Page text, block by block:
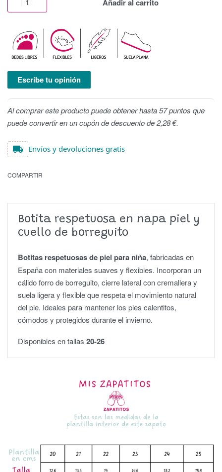
Añadir al carrito
Escribe tu opinión
Al comprar este producto puede obtener hasta 57 puntos que
puede convertir en un cupón de descuento de 2,28 €.
Envíos y devoluciones gratis
COMPARTIR
Botita respetuosa en napa piel y
cuello de borreguito
Botitas respetuosas de piel para niña, fabricadas en
España con materiales suaves y flexibles. Incorporan un
cálido forro de borreguito, cierre lateral con cremallera y
suela ligera y flexible que respeta el movimiento natural
del pie. Ideales para mantener los pies calentitos,
cómodos y protegidos durante el invierno.
Disponibles en tallas 20-26